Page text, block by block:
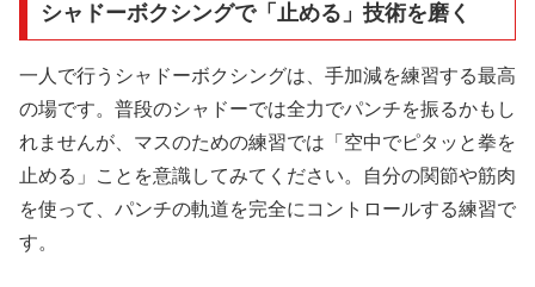
シャドーボクシングで「止める」技術を磨く
一人で行うシャドーボクシングは、手加減を練習する最高
の場です。普段のシャドーでは全力でパンチを振るかもし
れませんが、マスのための練習では「空中でピタッと拳を
止める」ことを意識してみてください。自分の関節や筋肉
を使って、パンチの軌道を完全にコントロールする練習で
す。